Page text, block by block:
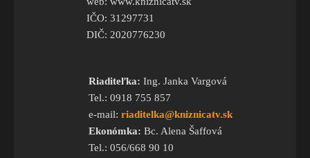
IČO: 31297731
DIČ: 2020776230
Riaditeľka: Ing. Janka Vargová
Tel.: 0918 755 857
e-mail: riaditelka@kniznicatv.sk
Ekonómka: Bc. Alena Šaffová
Tel.: 056/668 90 10